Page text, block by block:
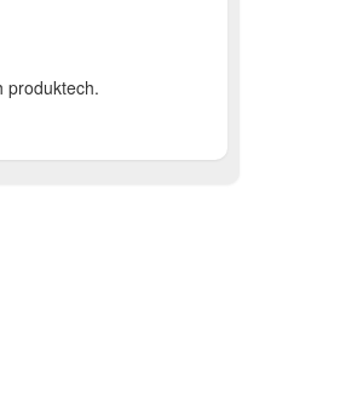
produktech.